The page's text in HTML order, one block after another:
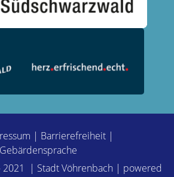
| Barrierefreiheit |
Gebärdensprache
2021 | Stadt Vöhrenbach | powered